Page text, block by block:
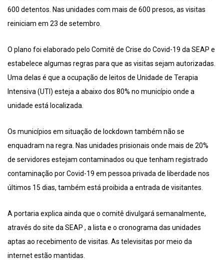
600 detentos. Nas unidades com mais de 600 presos, as visitas
reiniciam em 23 de setembro.
O plano foi elaborado pelo Comitê de Crise do Covid-19 da SEAP e
estabelece algumas regras para que as visitas sejam autorizadas.
Uma delas é que a ocupação de leitos de Unidade de Terapia
Intensiva (UTI) esteja a abaixo dos 80% no município onde a
unidade está localizada.
Os municípios em situação de lockdown também não se
enquadram na regra. Nas unidades prisionais onde mais de 20%
de servidores estejam contaminados ou que tenham registrado
contaminação por Covid-19 em pessoa privada de liberdade nos
últimos 15 dias, também está proibida a entrada de visitantes.
A portaria explica ainda que o comitê divulgará semanalmente,
através do site da SEAP , a lista e o cronograma das unidades
aptas ao recebimento de visitas. As televisitas por meio da
internet estão mantidas.